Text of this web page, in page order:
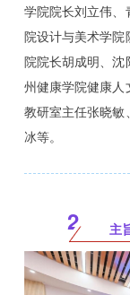
学院院长刘立伟
院设计与美术学
院院长胡成明、
州健康学院健康
教研室主任张晓
冰等。
2 主